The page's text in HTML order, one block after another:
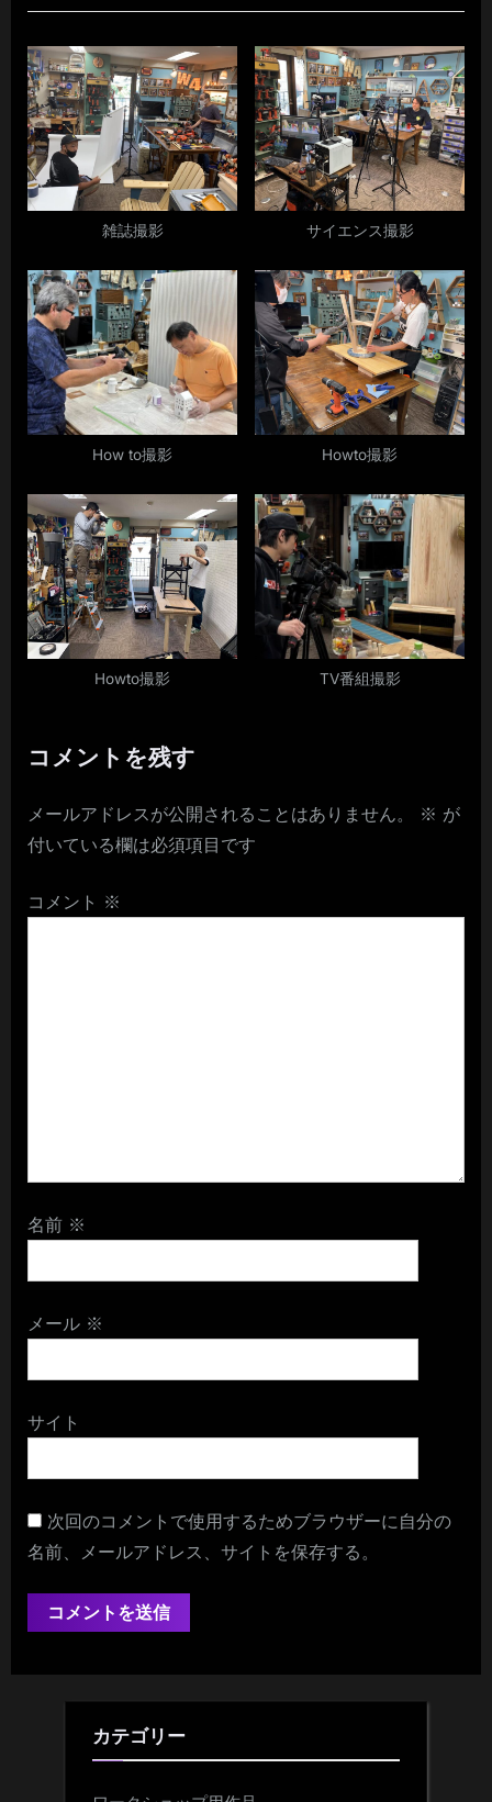
ナ
ビ
ゲ
ー
シ
ン
v
i
o
u
s
P
o
:
t
P
o
s
t
:
雑誌撮影 サイエンス撮影
How to撮影 Howto撮影
Howto撮影 TV番組撮影
コメントを残す
メールアドレスが公開されることはありません。 ※ が
付いている欄は必須項目です
コメント ※
名前 ※
メール ※
サイト
次回のコメントで使用するためブラウザーに自分の
名前、メールアドレス、サイトを保存する。
カテゴリー